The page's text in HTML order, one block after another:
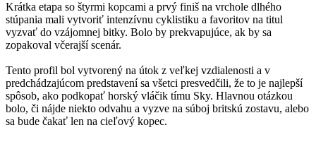
Krátka etapa so štyrmi kopcami a prvý finiš na vrchole dlhého
stúpania mali vytvoriť intenzívnu cyklistiku a favoritov na titul
vyzvať do vzájomnej bitky. Bolo by prekvapujúce, ak by sa
zopakoval včerajší scenár.
Tento profil bol vytvorený na útok z veľkej vzdialenosti a v
predchádzajúcom predstavení sa všetci presvedčili, že to je najlepší
spôsob, ako podkopať horský vláčik tímu Sky. Hlavnou otázkou
bolo, či nájde niekto odvahu a vyzve na súboj britskú zostavu, alebo
sa bude čakať len na cieľový kopec.